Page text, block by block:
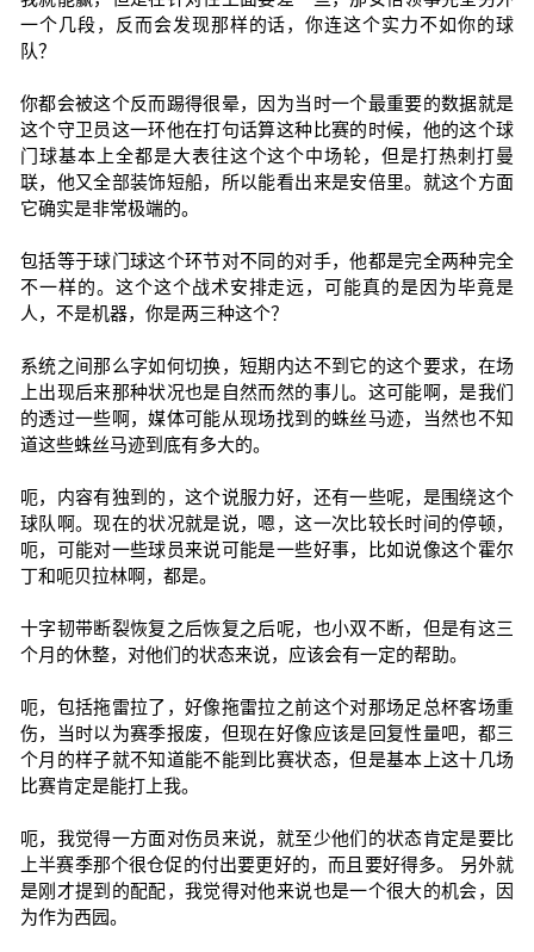
一个几段，反而会发现那样的话，你连这个实力不如你的球
队？
你都会被这个反而踢得很晕，因为当时一个最重要的数据就是
这个守卫员这一环他在打句话算这种比赛的时候，他的这个球
门球基本上全都是大表往这个这个中场轮，但是打热刺打曼
联，他又全部装饰短船，所以能看出来是安倍里。就这个方面
它确实是非常极端的。
包括等于球门球这个环节对不同的对手，他都是完全两种完全
不一样的。这个这个战术安排走远，可能真的是因为毕竟是
人，不是机器，你是两三种这个？
系统之间那么字如何切换，短期内达不到它的这个要求，在场
上出现后来那种状况也是自然而然的事儿。这可能啊，是我们
的透过一些啊，媒体可能从现场找到的蛛丝马迹，当然也不知
道这些蛛丝马迹到底有多大的。
呃，内容有独到的，这个说服力好，还有一些呢，是围绕这个
球队啊。现在的状况就是说，嗯，这一次比较长时间的停顿，
呃，可能对一些球员来说可能是一些好事，比如说像这个霍尔
丁和呃贝拉林啊，都是。
十字韧带断裂恢复之后恢复之后呢，也小双不断，但是有这三
个月的休整，对他们的状态来说，应该会有一定的帮助。
呃，包括拖雷拉了，好像拖雷拉之前这个对那场足总杯客场重
伤，当时以为赛季报废，但现在好像应该是回复性量吧，都三
个月的样子就不知道能不能到比赛状态，但是基本上这十几场
比赛肯定是能打上我。
呃，我觉得一方面对伤员来说，就至少他们的状态肯定是要比
上半赛季那个很仓促的付出要更好的，而且要好得多。 另外就
是刚才提到的配配，我觉得对他来说也是一个很大的机会，因
为作为西园。